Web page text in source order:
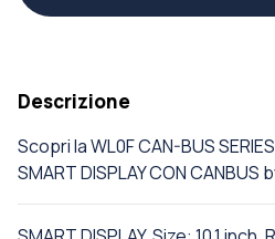
Descrizione
Scopri la WL0F CAN-BUS
SMART DISPLAY CON CANBUS